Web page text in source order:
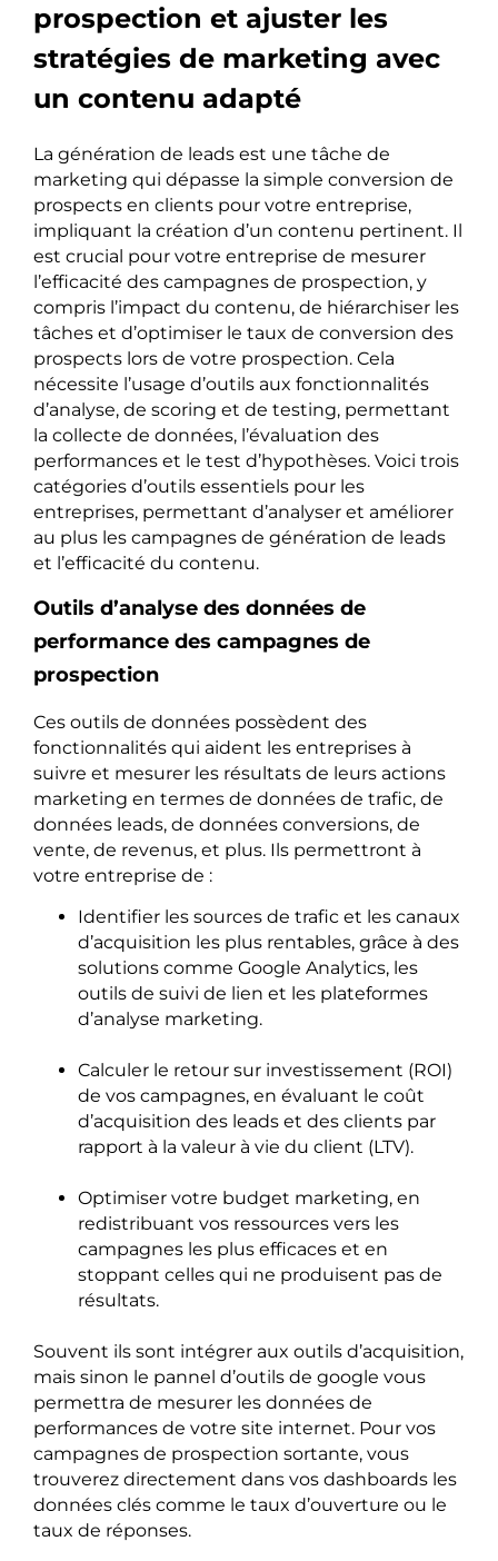
prospection et ajuster les
stratégies de marketing avec
un contenu adapté
La génération de leads est une tâche de
marketing qui dépasse la simple conversion de
prospects en clients pour votre entreprise,
impliquant la création d’un contenu pertinent. Il
est crucial pour votre entreprise de mesurer
l’efficacité des campagnes de prospection, y
compris l’impact du contenu, de hiérarchiser les
tâches et d’optimiser le taux de conversion des
prospects lors de votre prospection. Cela
nécessite l’usage d’outils aux fonctionnalités
d’analyse, de scoring et de testing, permettant
la collecte de données, l’évaluation des
performances et le test d’hypothèses. Voici trois
catégories d’outils essentiels pour les
entreprises, permettant d’analyser et améliorer
au plus les campagnes de génération de leads
et l’efficacité du contenu.
Outils d’analyse des données de
performance des campagnes de
prospection
Ces outils de données possèdent des
fonctionnalités qui aident les entreprises à
suivre et mesurer les résultats de leurs actions
marketing en termes de données de trafic, de
données leads, de données conversions, de
vente, de revenus, et plus. Ils permettront à
votre entreprise de :
Identifier les sources de trafic et les canaux
d’acquisition les plus rentables, grâce à des
solutions comme Google Analytics, les
outils de suivi de lien et les plateformes
d’analyse marketing.
Calculer le retour sur investissement (ROI)
de vos campagnes, en évaluant le coût
d’acquisition des leads et des clients par
rapport à la valeur à vie du client (LTV).
Optimiser votre budget marketing, en
redistribuant vos ressources vers les
campagnes les plus efficaces et en
stoppant celles qui ne produisent pas de
résultats.
Souvent ils sont intégrer aux outils d’acquisition,
mais sinon le pannel d’outils de google vous
permettra de mesurer les données de
performances de votre site internet. Pour vos
campagnes de prospection sortante, vous
trouverez directement dans vos dashboards les
données clés comme le taux d’ouverture ou le
taux de réponses.